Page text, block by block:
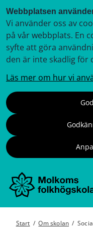
Webbplatsen
Vi använder oss av
på vår webbplats. En
syfte att göra
den är inte skadlig för
Läs mer om hur vi
Start / Om skolan /